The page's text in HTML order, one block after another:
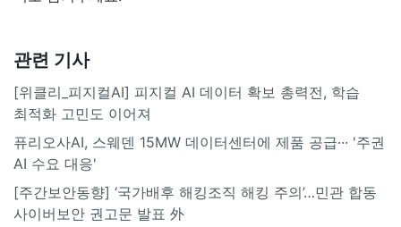
관련 기사
[위클리_피지컬AI] 피지컬 AI 데이터 확보 총력전, 학습
최적화 고민도 이어져
퓨리오사AI, 스웨덴 15MW 데이터센터에 제품 공급··· '주권
AI 수요 대응'
[주간보안동향] ‘국가배후 해킹조직 해킹 주의’…민관 합동
사이버보안 권고문 발표 外